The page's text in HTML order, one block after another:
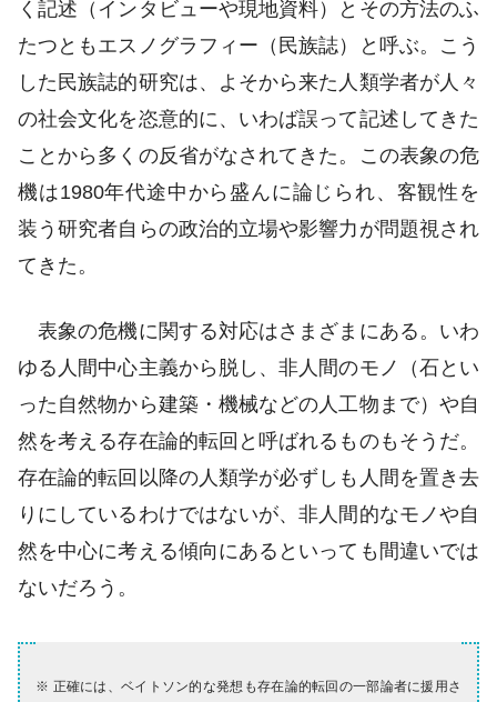
く記述（インタビューや現地資料）とその方法のふ
たつともエスノグラフィー（民族誌）と呼ぶ。こう
した民族誌的研究は、よそから来た人類学者が人々
の社会文化を恣意的に、いわば誤って記述してきた
ことから多くの反省がなされてきた。この表象の危
機は1980年代途中から盛んに論じられ、客観性を
装う研究者自らの政治的立場や影響力が問題視され
てきた。
表象の危機に関する対応はさまざまにある。いわ
ゆる人間中心主義から脱し、非人間のモノ（石とい
った自然物から建築・機械などの人工物まで）や自
然を考える存在論的転回と呼ばれるものもそうだ。
存在論的転回以降の人類学が必ずしも人間を置き去
りにしているわけではないが、非人間的なモノや自
然を中心に考える傾向にあるといっても間違いでは
ないだろう。
※ 正確には、ベイトソン的な発想も存在論的転回の一部論者に援用さ